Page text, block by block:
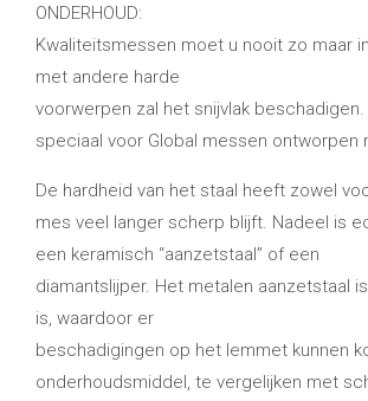
ONDERHOUD:
Kwaliteitsmessen moet u nooit zo maar
met andere harde
voorwerpen zal het snijvlak
speciaal voor Global messen ontworpen
De hardheid van het staal heeft zowel
mes veel langer scherp blijft. Nadeel is
een keramisch “aanzetstaal” of een
diamantslijper. Het metalen aanzetstaal
is, waardoor er
beschadigingen op het lemmet kunnen
onderhoudsmiddel, te vergelijken met